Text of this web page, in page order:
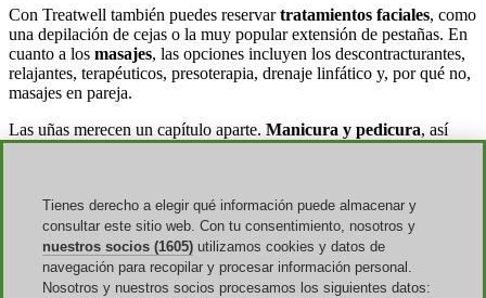
Con Treatwell también puedes reservartratamientos faciales, como
una depilación de cejas o la muy popular extensión de pestañas. En
cuanto a los masajes, las opciones incluyen los descontracturantes,
relajantes, terapéuticos, presoterapia, drenaje linfático y, por qué no,
masajes en pareja.
Las uñas merecen un capítulo aparte. Manicura y pedicura, así
como uñas de gel, acrílicas y porcelana, son solo algunas de las
¿Dónde encuentro los códigos de
descuento de Treatwell?
Tienes derecho a elegir qué información puede almacenar y
consultar este sitio web. Con tu consentimiento, nosotros y
nuestros socios (1605) utilizamos cookies y datos de
navegación para recopilar y procesar información personal.
Nosotros y nuestros socios procesamos los siguientes datos: